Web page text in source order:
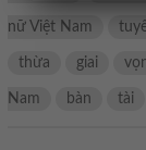
nữ Việt Nam
thừa giai
Nam bàn tài